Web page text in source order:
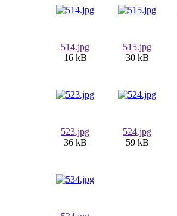
514.jpg
16 kB
515.jpg
30 kB
523.jpg
36 kB
524.jpg
59 kB